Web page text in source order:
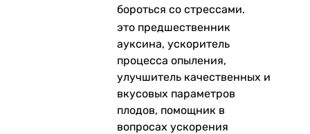
бороться со стрессами.
это предшественник
ауксина, ускоритель
процесса опыления,
улучшитель качественных и
вкусовых параметров
плодов, помощник в
вопросах ускорения